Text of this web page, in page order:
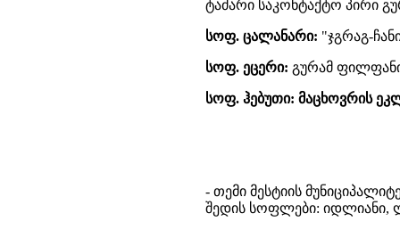
ტაძარი საკონტაქტო პირი
სოფ. ცალანარი: "ჯგრაგ-
სოფ. ეცერი: გურამ
სოფ. ჰებუთი: მაცხოვრის
- თემი მესტიის
შედის სოფლები: იდლიანი,